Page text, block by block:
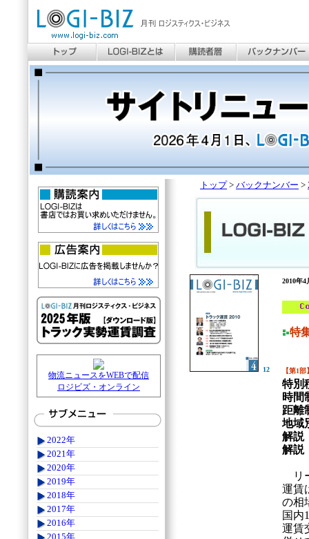
トップ > バックナンバー >
2010年4
特
12 【第1部
特別
時間
距離
地域
解説
解説
リ
運賃
の相
国内
運賃
物流ニュースをWEBで配信
ロジビズ・オンライン
2022年
2021年
2020年
2019年
2018年
2017年
2016年